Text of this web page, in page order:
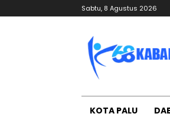
Sabtu, 8 Agustus 2026
KOTA PALU